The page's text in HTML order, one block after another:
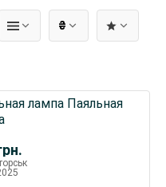
₴
лампа Паяльная